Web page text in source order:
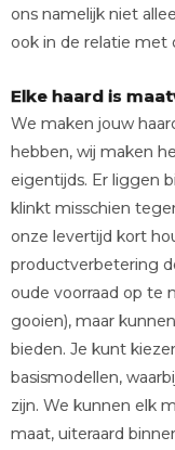
ons namelijk niet
ook in de relatie met
Elke haard is
We maken jouw
hebben, wij maken
eigentijds. Er liggen
klinkt misschien
onze levertijd kort
productverbetering
oude voorraad op te
gooien), maar
bieden. Je kunt
basismodellen,
zijn. We kunnen elk
maat, uiteraard